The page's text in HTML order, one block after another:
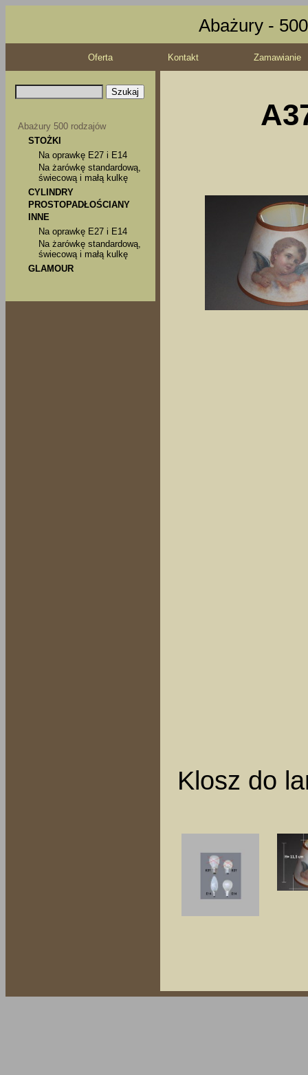
Abażury -
Oferta Kontakt Zamawianie
Abażury 500 rodzajów
STOŻKI
Na oprawkę E27 i E14
Na żarówkę standardową,
świecową i małą kulkę
CYLINDRY
PROSTOPADŁOŚCIANY
INNE
Na oprawkę E27 i E14
Na żarówkę standardową,
świecową i małą kulkę
GLAMOUR
Klosz do